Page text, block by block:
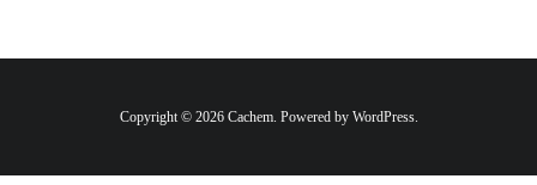
Copyright © 2026 Cachem. Powered by WordPress.